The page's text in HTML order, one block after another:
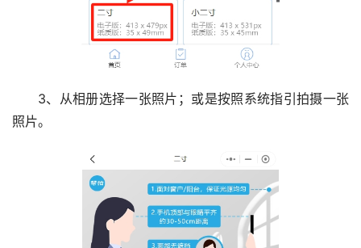
3、从相册选择一张照片；或是按照系统指引拍摄一张
照片。